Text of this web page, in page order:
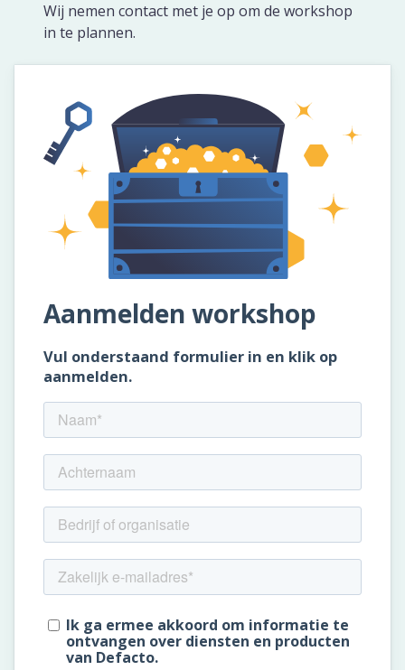
Online Academie
Extern Leerportaal
Maak zelf e-learning
Zorgonderwijs met EPA's
Performance Support
Microlearning
Diensten
Implementaties
Integraties
Onze service
Klanten
Resources
Events & Webinars
Wij nemen contact met je op om de workshop
in te plannen.